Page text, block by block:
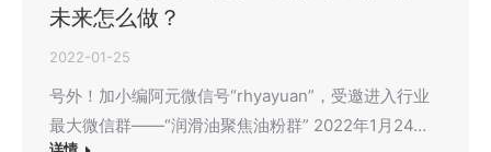
未来怎么做？
2022-01-25
号外！加小编阿元微信号“rhyayuan”，受邀进入行业
最大微信群——“润滑油聚焦油粉群” 2022年1月24…